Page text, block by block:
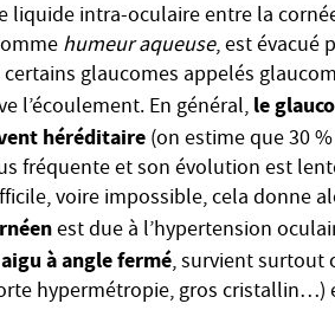
liquide intra-oculaire entre la
humeur aqueuse, est évacué
glaucomes appelés
l’écoulement. En général, le
héréditaire (on estime que 30
fréquente et son évolution est
voire impossible, cela donne
est due à l’hypertension
à angle fermé, survient surtout
hypermétropie, gros